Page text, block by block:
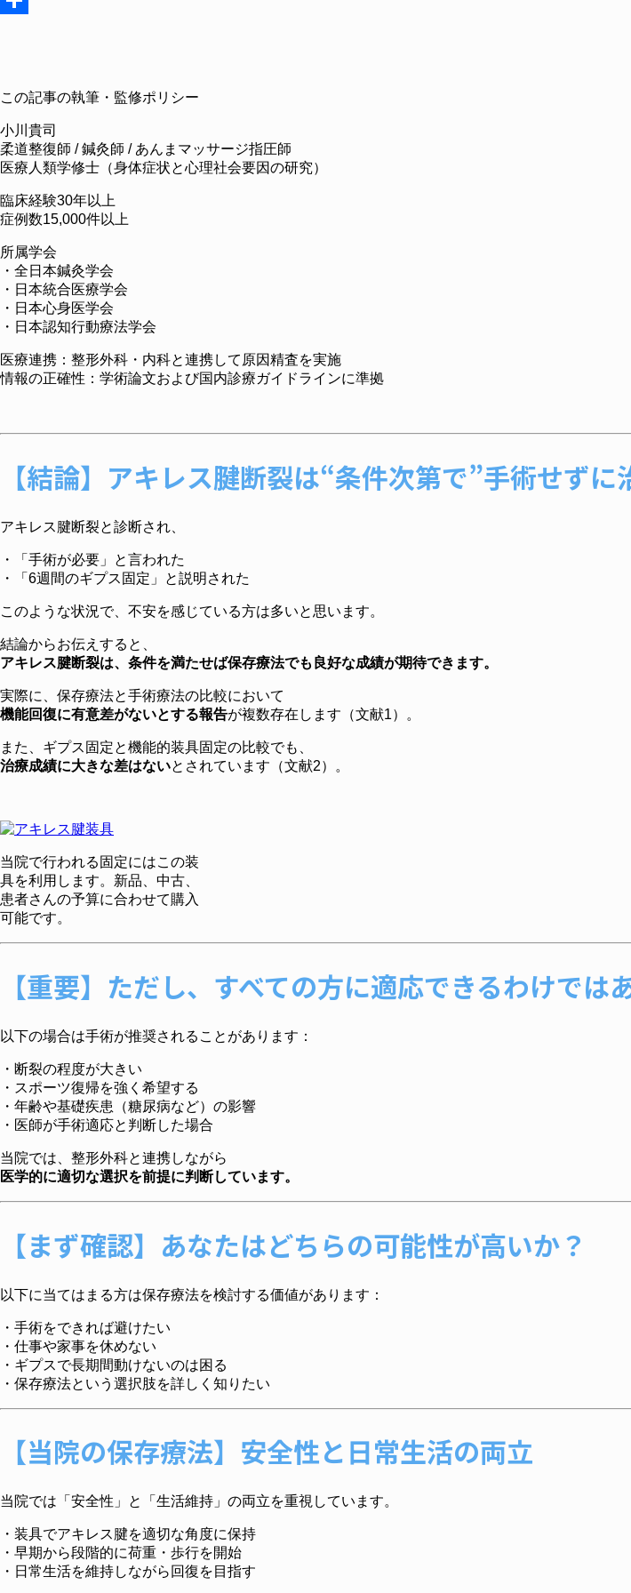
この記事の執筆・監修ポリシー
小川貴司
柔道整復師 / 鍼灸師 / あんまマッサージ指圧師
医療人類学修士（身体症状と心理社会要因の研究）
臨床経験30年以上
症例数15,000件以上
所属学会
・全日本鍼灸学会
・日本統合医療学会
・日本心身医学会
・日本認知行動療法学会
医療連携：整形外科・内科と連携して原因精査を実施
情報の正確性：学術論文および国内診療ガイドラインに準拠
【結論】アキレス腱断裂は“条件次第で”手術せずに
アキレス腱断裂と診断され、
・「手術が必要」と言われた
・「6週間のギプス固定」と説明された
このような状況で、不安を感じている方は多いと思います。
結論からお伝えすると、
アキレス腱断裂は、条件を満たせば保存療法でも良好な成績が期待できます。
実際に、保存療法と手術療法の比較において
機能回復に有意差がないとする報告が複数存在します（文献1）。
また、ギプス固定と機能的装具固定の比較でも、
治療成績に大きな差はないとされています（文献2）。
当院で行われる固定にはこの装
具を利用します。新品、中古、
患者さんの予算に合わせて購入
可能です。
【重要】ただし、すべての方に適応できるわけでは
以下の場合は手術が推奨されることがあります：
・断裂の程度が大きい
・スポーツ復帰を強く希望する
・年齢や基礎疾患（糖尿病など）の影響
・医師が手術適応と判断した場合
当院では、整形外科と連携しながら
医学的に適切な選択を前提に判断しています。
【まず確認】あなたはどちらの可能性が高いか？
以下に当てはまる方は保存療法を検討する価値があります：
・手術をできれば避けたい
・仕事や家事を休めない
・ギプスで長期間動けないのは困る
・保存療法という選択肢を詳しく知りたい
【当院の保存療法】安全性と日常生活の両立
当院では「安全性」と「生活維持」の両立を重視しています。
・装具でアキレス腱を適切な角度に保持
・早期から段階的に荷重・歩行を開始
・日常生活を維持しながら回復を目指す